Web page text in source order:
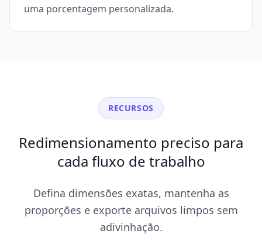
uma porcentagem personalizada.
RECURSOS
Redimensionamento preciso para
cada fluxo de trabalho
Defina dimensões exatas, mantenha as
proporções e exporte arquivos limpos sem
adivinhação.